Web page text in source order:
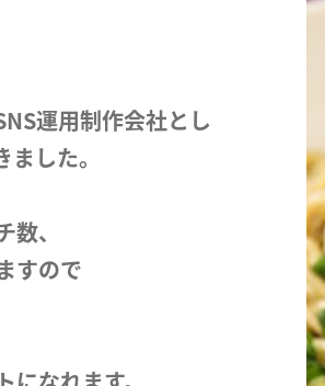
運用制作会社とし
した。
、
すので